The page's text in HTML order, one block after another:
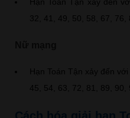
32, 41, 49, 50, 58, 67, 76,
Hạn Toán Tận xảy đến
45, 54, 63, 72, 81, 89, 90,